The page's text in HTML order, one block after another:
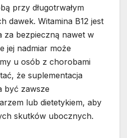
przy długotrwałym
dawek. Witamina B12 jest
za bezpieczną nawet w
jej nadmiar może
u osób z chorobami
że suplementacja
być zawsze
lub dietetykiem, aby
skutków ubocznych.